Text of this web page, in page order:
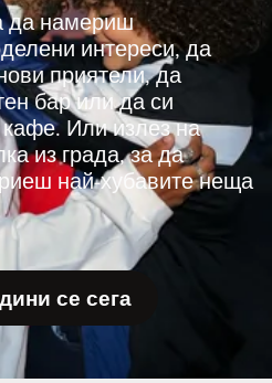
да намериш
интереси, да
приятели, да
бар или да си
Или излез на
из града, за да
най-хубавите неща
се сега